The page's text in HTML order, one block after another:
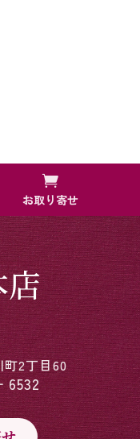

お取り寄せ
2丁目60